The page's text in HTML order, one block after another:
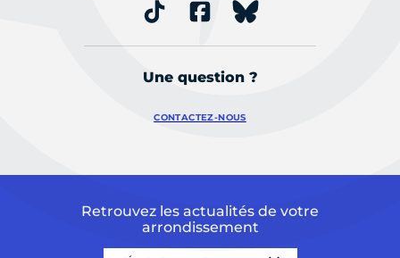
Une question ?
CONTACTEZ-NOUS
Retrouvez les actualités de votre
arrondissement